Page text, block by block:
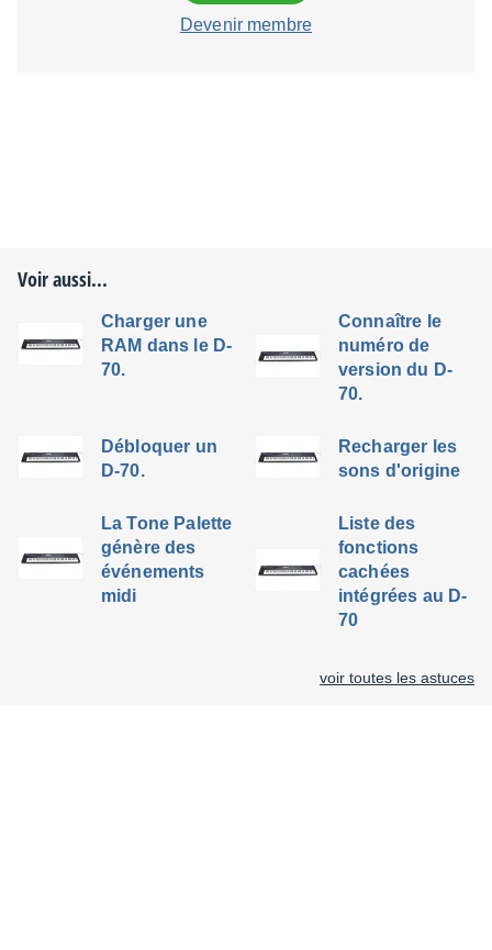
Devenir membre
Voir aussi...
Charger une
RAM dans le D-
70.
Connaître le
numéro de
version du D-
70.
Débloquer un
D-70.
Recharger les
sons d'origine
La Tone Palette
génère des
événements
midi
Liste des
fonctions
cachées
intégrées au D-
70
voir toutes les astuces